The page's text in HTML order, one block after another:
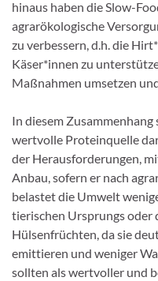
hinaus haben die Slow-
agrarökologische
zu verbessern, d.h. die
Käser*innen zu
Maßnahmen umsetzen
In diesem
wertvolle Proteinquelle
der Herausforderungen,
Anbau, sofern er nach
belastet die Umwelt
tierischen Ursprungs oder
Hülsenfrüchten, da sie
emittieren und weniger
sollten als wertvoller und